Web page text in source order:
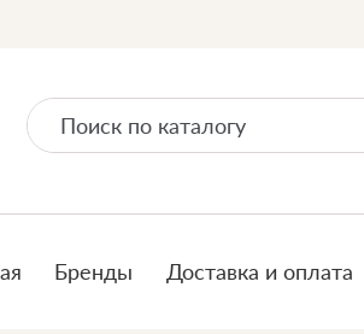
Бренды Доставка и оплата